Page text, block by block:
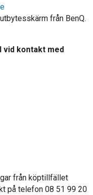
från BenQ.
vid kontakt med
från köptillfället
på telefon 08 51 99 20